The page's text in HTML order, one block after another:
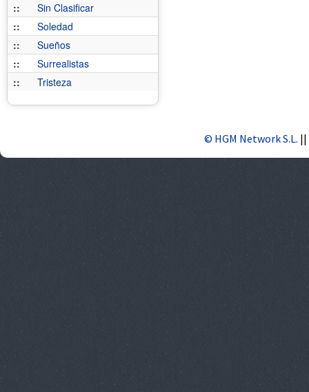
::
Sin Clasificar
::
Soledad
::
Sueños
::
Surrealistas
::
Tristeza
© HGM Network S.L. ||